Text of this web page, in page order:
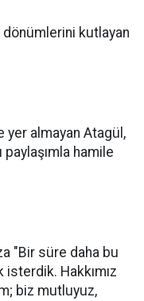
kutlayan
yer almayan Atagül,
paylaşımla hamile
"Bir süre daha bu
Hakkımız
biz mutluyuz,